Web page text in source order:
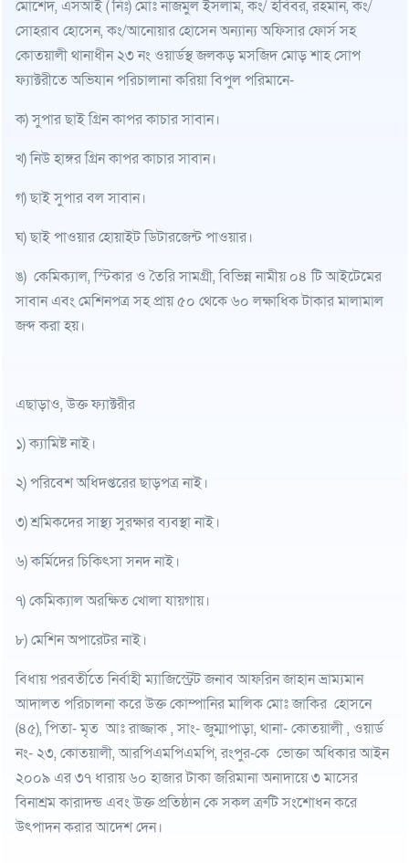
মোর্শেদ, এসআই ( নিঃ) মোঃ নাজমুল ইসলাম, কং/ হবিবর, রহমান, কং/
সোহরাব হোসেন, কং/আনোয়ার হোসেন অন্যান্য অফিসার ফোর্স সহ
কোতয়ালী থানাধীন ২৩ নং ওয়ার্ডস্থ জলকড় মসজিদ মোড় শাহ সোপ
ফ্যাক্টরীতে অভিযান পরিচালানা করিয়া বিপুল পরিমানে-
ক) সুপার ছাই গ্রিন কাপর কাচার সাবান।
খ) নিউ হাঙ্গর গ্রিন কাপর কাচার সাবান।
গ) ছাই সুপার বল সাবান।
ঘ) ছাই পাওয়ার হোয়াইট ডিটারজেন্ট পাওয়ার।
ঙ) কেমিক্যাল, স্টিকার ও তৈরি সামগ্রী, বিভিন্ন নামীয় ০৪ টি আইটেমের
সাবান এবং মেশিনপত্র সহ প্রায় ৫০ থেকে ৬০ লক্ষাধিক টাকার মালামাল
জব্দ করা হয়।
এছাড়াও, উক্ত ফ্যাক্টরীর
১) ক্যামিষ্ট নাই।
২) পরিবেশ অধিদপ্তরের ছাড়পত্র নাই।
৩) শ্রমিকদের সাস্থ্য সুরক্ষার ব্যবস্থা নাই।
৬) কর্মিদের চিকিৎসা সনদ নাই।
৭) কেমিক্যাল অরক্ষিত খোলা যায়গায়।
৮) মেশিন অপারেটর নাই।
বিধায় পরবর্তীতে নির্বাহী ম্যাজিস্ট্রেট জনাব আফরিন জাহান ভ্রাম্যমান
আদালত পরিচালনা করে উক্ত কোম্পানির মালিক মোঃ জাকির হোসনে
(৪৫), পিতা- মৃত আঃ রাজ্জাক , সাং- জুম্মাপাড়া, থানা- কোতয়ালী , ওয়ার্ড
নং- ২৩, কোতয়ালী, আরপিএমপিএমপি, রংপুর-কে ভোক্তা অধিকার আইন
২০০৯ এর ৩৭ ধারায় ৬০ হাজার টাকা জরিমানা অনাদায়ে ৩ মাসের
বিনাশ্রম কারাদন্ড এবং উক্ত প্রতিষ্ঠান কে সকল ত্রুটি সংশোধন করে
উৎপাদন করার আদেশ দেন।